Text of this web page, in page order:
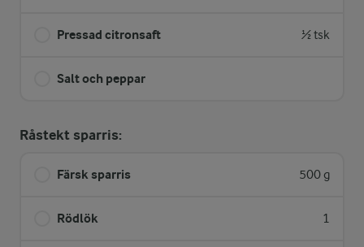
Pressad citronsaft ½ tsk
Salt och peppar
Råstekt sparris:
Färsk sparris 500 g
Rödlök 1